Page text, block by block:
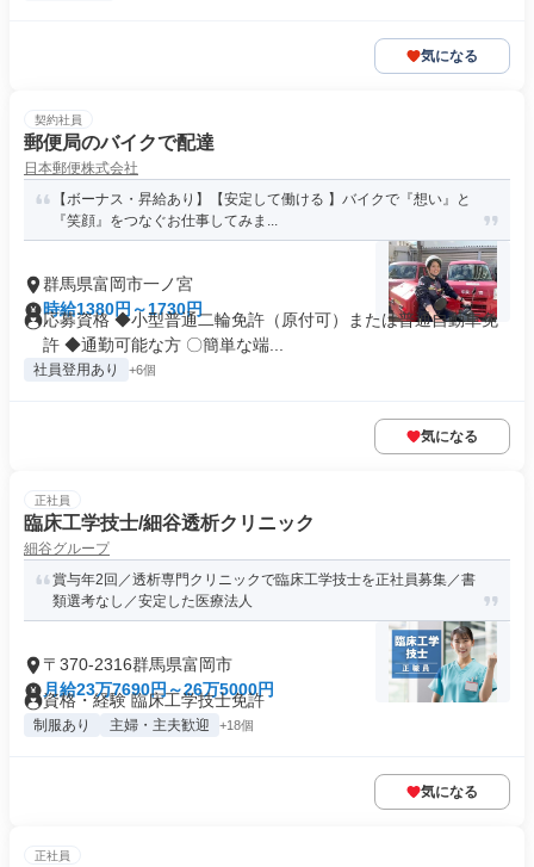
気になる
契約社員
郵便局のバイクで配達
日本郵便株式会社
【ボーナス・昇給あり】【安定して働ける 】バイクで『想い』と
『笑顔』をつなぐお仕事してみま...
群馬県富岡市一ノ宮
時給1380円～1730円
応募資格 ◆小型普通二輪免許（原付可）または普通自動車免
許 ◆通勤可能な方 〇簡単な端...
社員登用あり +6個
気になる
正社員
臨床工学技士/細谷透析クリニック
細谷グループ
賞与年2回／透析専門クリニックで臨床工学技士を正社員募集／書
類選考なし／安定した医療法人
〒370-2316群馬県富岡市
月給23万7690円～26万5000円
資格・経験 臨床工学技士免許
制服あり 主婦・主夫歓迎 +18個
気になる
正社員